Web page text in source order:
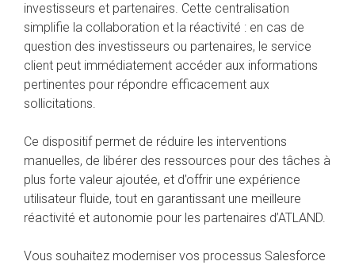
investisseurs et partenaires. Cette centralisation
simplifie la collaboration et la réactivité : en cas de
question des investisseurs ou partenaires, le service
client peut immédiatement accéder aux informations
pertinentes pour répondre efficacement aux
sollicitations.
Ce dispositif permet de réduire les interventions
manuelles, de libérer des ressources pour des tâches à
plus forte valeur ajoutée, et d’offrir une expérience
utilisateur fluide, tout en garantissant une meilleure
réactivité et autonomie pour les partenaires d’ATLAND.
Vous souhaitez moderniser vos processus Salesforce